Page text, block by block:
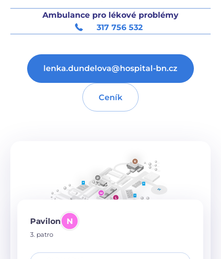
Ambulance pro lékové problémy
317 756 532
lenka.dundelova@hospital-bn.cz
Ceník
Pavilon N
3. patro